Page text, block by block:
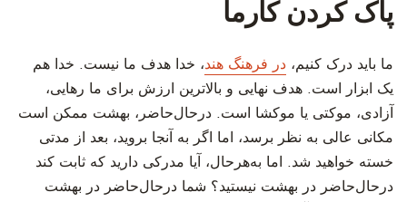
پاک کردن کارما
ما باید درک کنیم، در فرهنگ هند، خدا هدف ما نیست. خدا هم
یک ابزار است. هدف نهایی و بالاترین ارزش برای ما رهایی،
آزادی، موکتی یا موکشا است. درحال‌حاضر، بهشت ​​ممکن است
مکانی عالی به نظر برسد، اما اگر به آنجا بروید، بعد از مدتی
خسته خواهید شد. اما به‌هرحال، آیا مدرکی دارید که ثابت کند
درحال‌حاضر در بهشت ​​نیستید؟ شما درحال‌حاضر در بهشت